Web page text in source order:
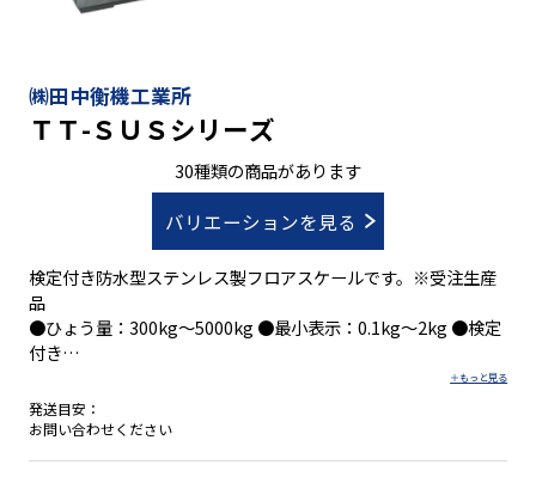
㈱田中衡機工業所
ＴＴ-ＳＵＳシリーズ
30種類の商品があります
バリエーションを見る
検定付き防水型ステンレス製フロアスケールです。※受注生産
品
●ひょう量：300kg～5000kg ●最小表示：0.1kg～2kg ●検定
付き
●本体、ロードセルともステンレス製で優れた耐水性、耐食性
発送目安：
お問い合わせください